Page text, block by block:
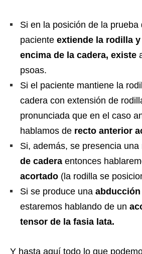
Si en la posición de la prueba
paciente extiende la rodilla
encima de la cadera, existe
psoas.
Si el paciente mantiene la
cadera con extensión de
pronunciada que en el caso
hablamos de recto anterior
Si, además, se presencia una
de cadera entonces
acortado (la rodilla se
Si se produce una
estaremos hablando de un
tensor de la fasia lata.
Y hasta aquí todo lo que